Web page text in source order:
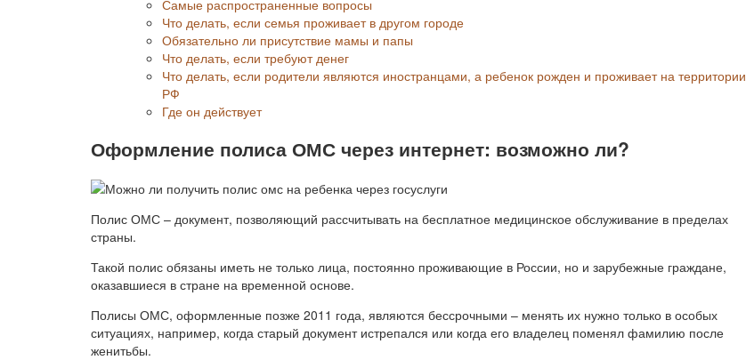
Самые распространенные вопросы
Что делать, если семья проживает в другом городе
Обязательно ли присутствие мамы и папы
Что делать, если требуют денег
Что делать, если родители являются иностранцами, а ребенок рожден и проживает на территории
РФ
Где он действует
Оформление полиса ОМС через интернет: возможно ли?
Полис ОМС – документ, позволяющий рассчитывать на бесплатное медицинское обслуживание в пределах
страны.
Такой полис обязаны иметь не только лица, постоянно проживающие в России, но и зарубежные граждане,
оказавшиеся в стране на временной основе.
Полисы ОМС, оформленные позже 2011 года, являются бессрочными – менять их нужно только в особых
ситуациях, например, когда старый документ истрепался или когда его владелец поменял фамилию после
женитьбы.